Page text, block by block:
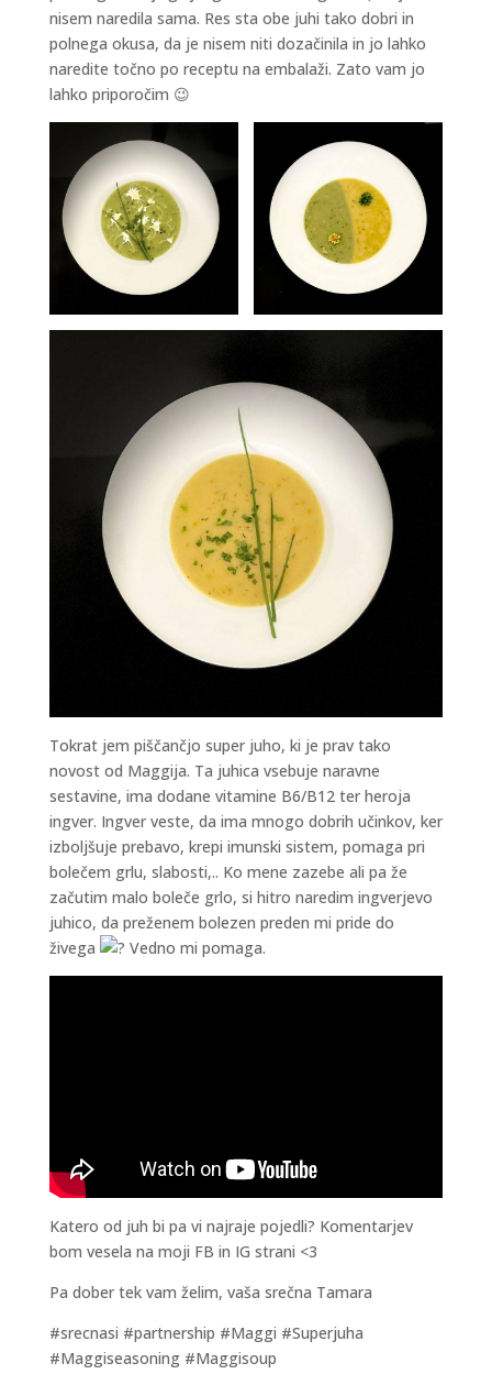
nisem naredila sama. Res sta obe juhi tako dobri in
polnega okusa, da je nisem niti dozačinila in jo lahko
naredite točno po receptu na embalaži. Zato vam jo
lahko priporočim 😉
Tokrat jem piščančjo super juho, ki je prav tako
novost od Maggija. Ta juhica vsebuje naravne
sestavine, ima dodane vitamine B6/B12 ter heroja
ingver. Ingver veste, da ima mnogo dobrih učinkov, ker
izboljšuje prebavo, krepi imunski sistem, pomaga pri
bolečem grlu, slabosti,.. Ko mene zazebe ali pa že
začutim malo boleče grlo, si hitro naredim ingverjevo
juhico, da preženem bolezen preden mi pride do
živega
Vedno mi pomaga.
Katero od juh bi pa vi najraje pojedli? Komentarjev
bom vesela na moji FB in IG strani <3
Pa dober tek vam želim, vaša srečna Tamara
#srecnasi #partnership #Maggi #Superjuha
#Maggiseasoning #Maggisoup